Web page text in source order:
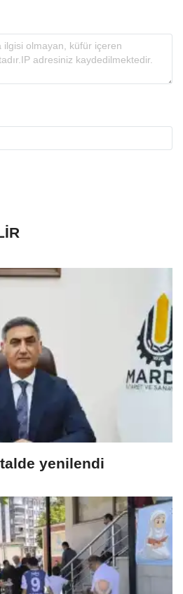
yenilendi